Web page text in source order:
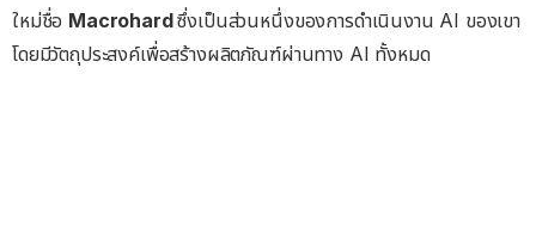
ใหม่ชื่อ Macrohardซึ่งเป็นส่วนหนึ่งของการดำเนินงาน AI ของเขา
โดยมีวัตถุประสงค์เพื่อสร้างผลิตภัณฑ์ผ่านทาง AI ทั้งหมด